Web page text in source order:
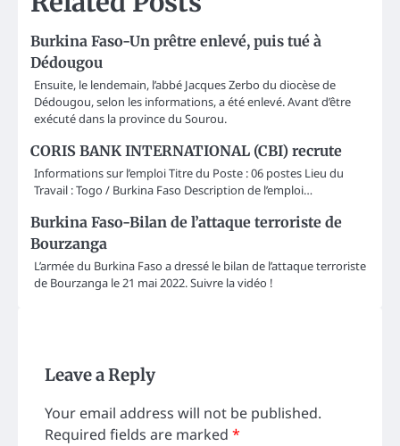
Burkina Faso-Un prêtre enlevé, puis tué à
Dédougou
Ensuite, le lendemain, l’abbé Jacques Zerbo du diocèse de
Dédougou, selon les informations, a été enlevé. Avant d’être
exécuté dans la province du Sourou.
CORIS BANK INTERNATIONAL (CBI) recrute
Informations sur l’emploi Titre du Poste : 06 postes Lieu du
Travail : Togo / Burkina Faso Description de l’emploi…
Burkina Faso-Bilan de l’attaque terroriste de
Bourzanga
L’armée du Burkina Faso a dressé le bilan de l’attaque terroriste
de Bourzanga le 21 mai 2022. Suivre la vidéo !
Leave a Reply
Your email address will not be published.
Required fields are marked *